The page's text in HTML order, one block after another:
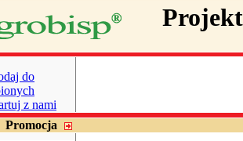
do
z nami
Promocja